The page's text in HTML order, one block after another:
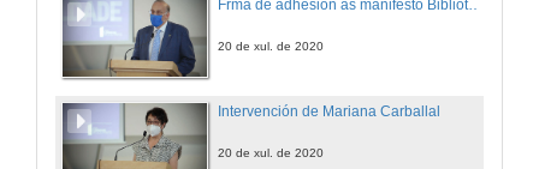
20 de xul. de 2020
Intervención de Mariana Carballal
20 de xul. de 2020